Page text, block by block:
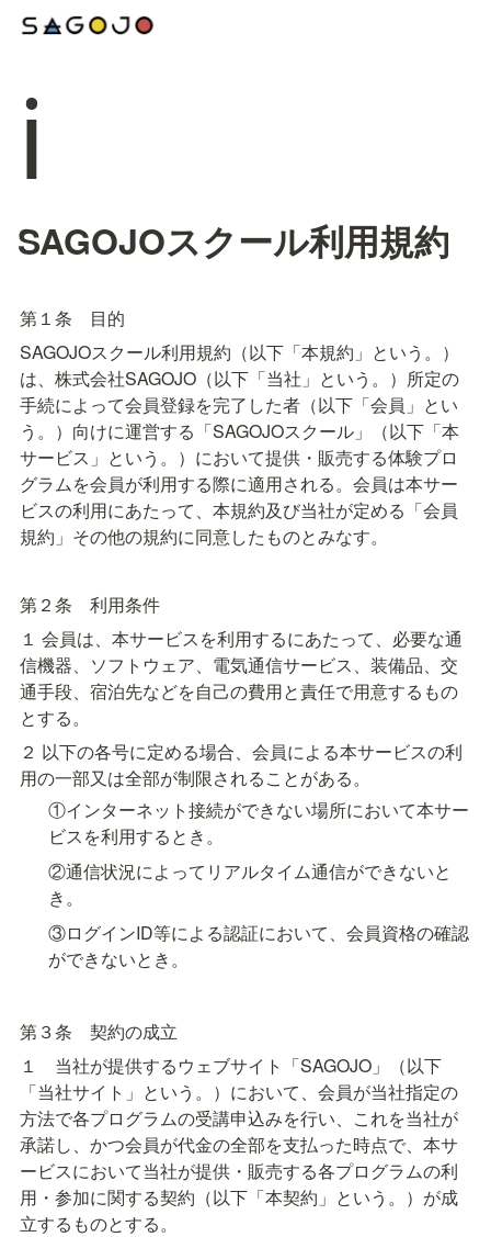
ℹ️
SAGOJOスクール利用規約
第１条　目的
SAGOJOスクール利用規約（以下「本規約」という。）
は、株式会社SAGOJO（以下「当社」という。）所定の
手続によって会員登録を完了した者（以下「会員」とい
う。）向けに運営する「SAGOJOスクール」（以下「本
サービス」という。）において提供・販売する体験プロ
グラムを会員が利用する際に適用される。会員は本サー
ビスの利用にあたって、本規約及び当社が定める「会員
規約」その他の規約に同意したものとみなす。
第２条　利用条件
１ 会員は、本サービスを利用するにあたって、必要な通
信機器、ソフトウェア、電気通信サービス、装備品、交
通手段、宿泊先などを自己の費用と責任で用意するもの
とする。
２ 以下の各号に定める場合、会員による本サービスの利
用の一部又は全部が制限されることがある。
①インターネット接続ができない場所において本サー
ビスを利用するとき。
②通信状況によってリアルタイム通信ができないと
き。
③ログインID等による認証において、会員資格の確認
ができないとき。
第３条　契約の成立
１　当社が提供するウェブサイト「SAGOJO」（以下
「当社サイト」という。）において、会員が当社指定の
方法で各プログラムの受講申込みを行い、これを当社が
承諾し、かつ会員が代金の全部を支払った時点で、本サ
ービスにおいて当社が提供・販売する各プログラムの利
用・参加に関する契約（以下「本契約」という。）が成
立するものとする。